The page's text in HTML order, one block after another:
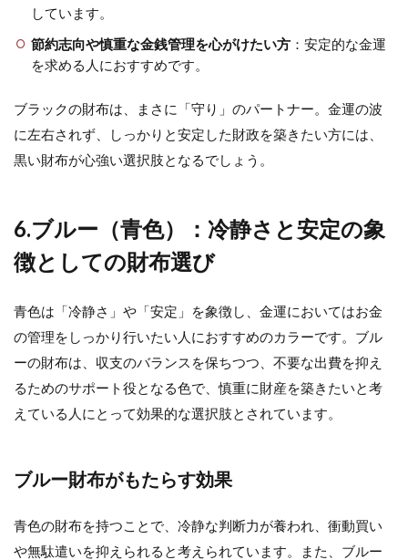
しています。
節約志向や慎重な金銭管理を心がけたい方：安定的な金運
を求める人におすすめです。
ブラックの財布は、まさに「守り」のパートナー。金運の波
に左右されず、しっかりと安定した財政を築きたい方には、
黒い財布が心強い選択肢となるでしょう。
6.ブルー（青色）：冷静さと安定の象
徴としての財布選び
青色は「冷静さ」や「安定」を象徴し、金運においてはお金
の管理をしっかり行いたい人におすすめのカラーです。ブル
ーの財布は、収支のバランスを保ちつつ、不要な出費を抑え
るためのサポート役となる色で、慎重に財産を築きたいと考
えている人にとって効果的な選択肢とされています。
ブルー財布がもたらす効果
青色の財布を持つことで、冷静な判断力が養われ、衝動買い
や無駄遣いを抑えられると考えられています。また、ブルー